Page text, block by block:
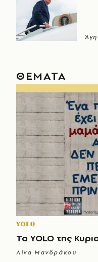
ΘΕΜΑΤΑ
YOLO
Τα YOLO της
Λίνα Μανδράκου